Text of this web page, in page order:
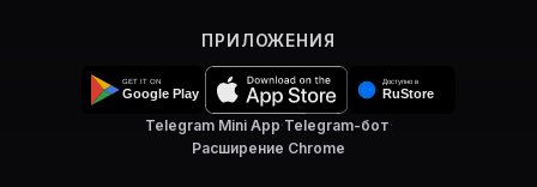
ПРИЛОЖЕНИЯ
Telegram Mini App·Telegram-бот·
Расширение Chrome